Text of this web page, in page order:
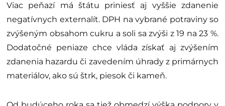
Viac peňazí má štátu priniesť aj vyššie zdanenie
negatívnych externalít. DPH na vybrané potraviny so
zvýšeným obsahom cukru a soli sa zvýši z 19 na 23 %.
Dodatočné peniaze chce vláda získať aj zvýšením
zdanenia hazardu či zavedením úhrady z primárnych
materiálov, ako sú štrk, piesok či kameň.